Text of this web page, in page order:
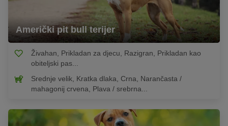
Američki pit bull terijer
Živahan, Prikladan za djecu, Razigran, Prikladan kao
obiteljski pas...
Srednje velik, Kratka dlaka, Crna, Narančasta /
mahagonij crvena, Plava / srebrna...